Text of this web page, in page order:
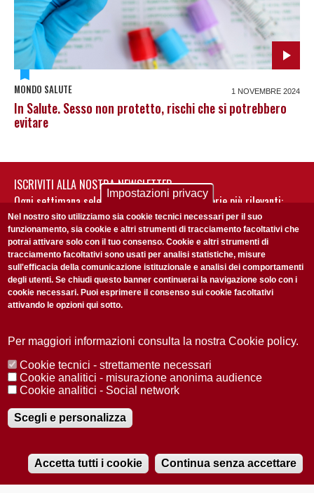
MONDO SALUTE 1 NOVEMBRE 2024
In Salute. Sesso non protetto, rischi che si potrebbero
evitare
ISCRIVITI ALLA NOSTRA NEWSLETTER
Ogni settimana selezioniamo per te nostre storie più rilevanti:
non perderti gli aggiornamenti della nostra newsletter
Accetto laPrivacy Policy
Redazione Copyright Privacy
Area stampa
© 2025 Università di Padova
Registrazione presso il Tribunale di Padova n. 2097/2012 del 18 giugno
2012
Impostazioni privacy
Nel nostro sito utilizziamo sia cookie tecnici necessari per il suo
funzionamento, sia cookie e altri strumenti di tracciamento facoltativi che
potrai attivare solo con il tuo consenso. Cookie e altri strumenti di
tracciamento facoltativi sono usati per analisi statistiche, misure
sull'efficacia della comunicazione istituzionale e analisi dei comportamenti
degli utenti. Se chiudi questo banner continuerai la navigazione solo con i
cookie necessari. Puoi esprimere il consenso sui cookie facoltativi
attivando le opzioni qui sotto.
Per maggiori informazioni consulta la nostra Cookie policy.
Cookie tecnici - strettamente necessari
Cookie analitici - misurazione anonima audience
Cookie analitici - Social network
Scegli e personalizza
Accetta tutti i cookie Continua senza accettare